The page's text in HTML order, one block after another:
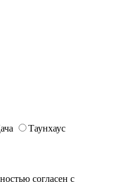
Таунхаус
согласен с